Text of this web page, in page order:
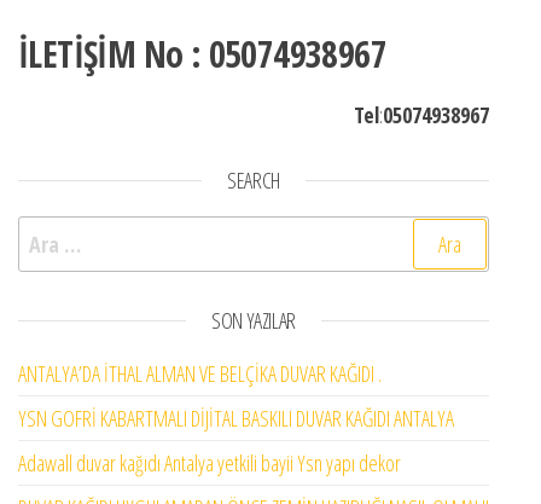
İLETİŞİM No : 05074938967
Tel:05074938967
SEARCH
Arama:
SON YAZILAR
ANTALYA’DA İTHAL ALMAN VE BELÇİKA DUVAR KAĞIDI .
YSN GOFRİ KABARTMALI DİJİTAL BASKILI DUVAR KAĞIDI ANTALYA
Adawall duvar kağıdı Antalya yetkili bayii Ysn yapı dekor